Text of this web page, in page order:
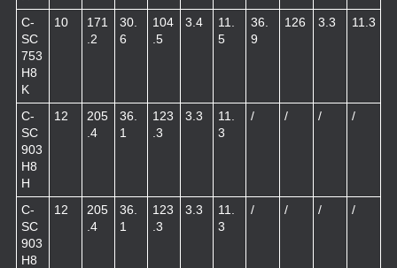
C-
SC
753
H8
K
10
171
.2
30.
6
104
.5
3.4
11.
5
36.
9
126 3.3 11.3
C-
SC
903
H8
H
12
205
.4
36.
1
123
.3
3.3
11.
3
/ / / /
C-
SC
903
H8
12
205
.4
36.
1
123
.3
3.3
11.
3
/ / / /